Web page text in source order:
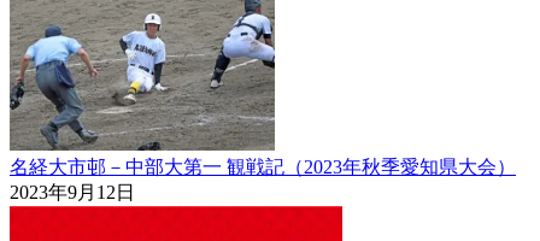
名経大市邨－中部大第一 観戦記（2023年秋季愛知県大会）
2023年9月12日